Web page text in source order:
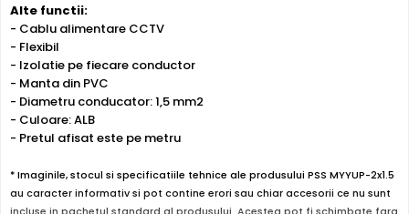
Alte functii:
- Cablu alimentare CCTV
- Flexibil
- Izolatie pe fiecare conductor
- Manta din PVC
- Diametru conducator: 1,5 mm2
- Culoare: ALB
- Pretul afisat este pe metru
* Imaginile, stocul si specificatiile tehnice ale produsului PSS MYYUP-2x1.5
au caracter informativ si pot contine erori sau chiar accesorii ce nu sunt
incluse in pachetul standard al produsului. Acestea pot fi schimbate fara